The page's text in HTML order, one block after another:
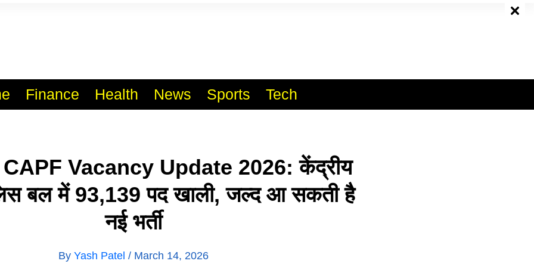
Finance Health News Sports Tech
Vacancy Update 2026: केंद्रीय
बल में 93,139 पद खाली, जल्द आ सकती है
नई भर्ती
By Yash Patel / March 14, 2026